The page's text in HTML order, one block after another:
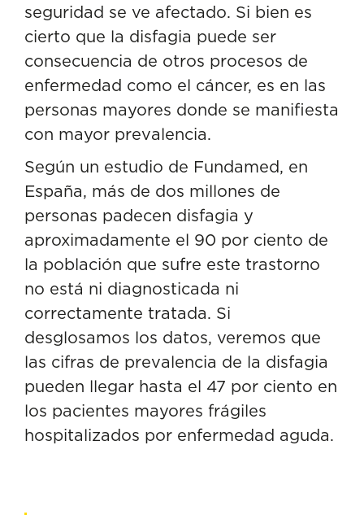
seguridad se ve afectado. Si bien es
cierto que la disfagia puede ser
consecuencia de otros procesos de
enfermedad como el cáncer, es en las
personas mayores donde se manifiesta
con mayor prevalencia.
Según un estudio de Fundamed, en
España, más de dos millones de
personas padecen disfagia y
aproximadamente el 90 por ciento de
la población que sufre este trastorno
no está ni diagnosticada ni
correctamente tratada. Si
desglosamos los datos, veremos que
las cifras de prevalencia de la disfagia
pueden llegar hasta el 47 por ciento en
los pacientes mayores frágiles
hospitalizados por enfermedad aguda.